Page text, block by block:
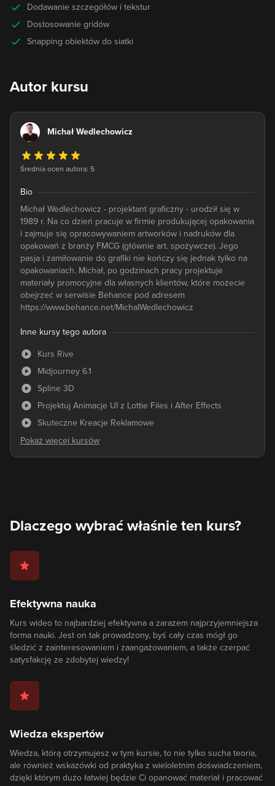
Dodawanie szczegółów i tekstur
Dostosowanie gridów
Snapping obiektów do siatki
Autor kursu
Michał Wedlechowicz
Średnia ocen autora: 5
Bio
Michał Wedlechowicz - projektant graficzny - urodził się w
1989 r. Na co dzień pracuje w firmie produkującej opakowania
i zajmuje się opracowywaniem artworków i nadruków dla
opakowań z branży FMCG (głównie art. spożywcze). Jego
pasja i zamiłowanie do grafiki nie kończy się jednak tylko na
opakowaniach. Michał, po godzinach pracy projektuje
materiały promocyjne dla własnych klientów, które możecie
obejrzeć w serwisie Behance pod adresem
https://www.behance.net/MichalWedlechowicz
Inne kursy tego autora
Kurs Rive
Midjourney 6.1
Spline 3D
Projektuj Animacje UI z Lottie Files i After Effects
Skuteczne Kreacje Reklamowe
Dlaczego wybrać właśnie ten kurs?
Efektywna nauka
Kurs wideo to najbardziej efektywna a zarazem najprzyjemniejsza
forma nauki. Jest on tak prowadzony, byś cały czas mógł go
śledzić z zainteresowaniem i zaangażowaniem, a także czerpać
satysfakcję ze zdobytej wiedzy!
Wiedza ekspertów
Wiedza, którą otrzymujesz w tym kursie, to nie tylko sucha teoria,
ale również wskazówki od praktyka z wieloletnim doświadczeniem,
dzięki którym dużo łatwiej będzie Ci opanować materiał i pracować